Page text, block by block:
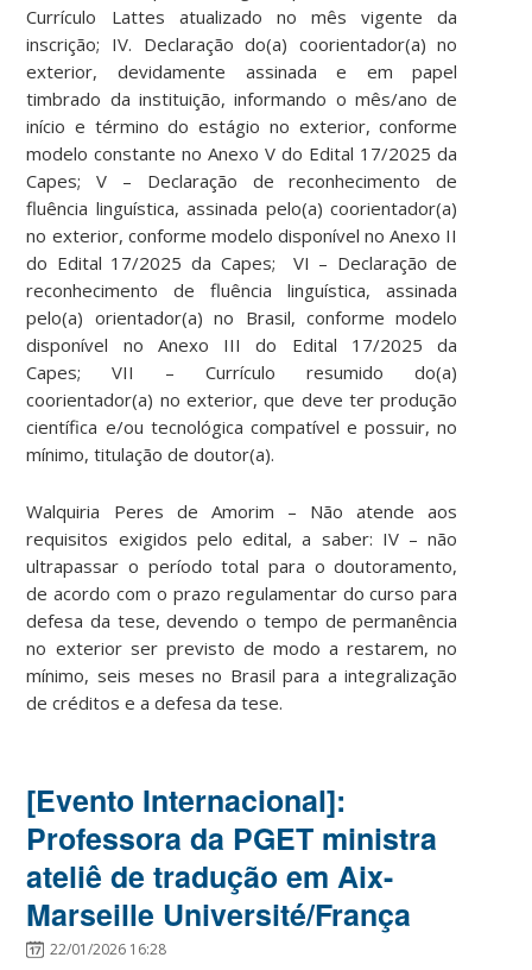
Currículo Lattes atualizado no mês vigente da
inscrição; IV. Declaração do(a) coorientador(a) no
exterior, devidamente assinada e em papel
timbrado da instituição, informando o mês/ano de
início e término do estágio no exterior, conforme
modelo constante no Anexo V do Edital 17/2025 da
Capes; V – Declaração de reconhecimento de
fluência linguística, assinada pelo(a) coorientador(a)
no exterior, conforme modelo disponível no Anexo II
do Edital 17/2025 da Capes; VI – Declaração de
reconhecimento de fluência linguística, assinada
pelo(a) orientador(a) no Brasil, conforme modelo
disponível no Anexo III do Edital 17/2025 da
Capes; VII – Currículo resumido do(a)
coorientador(a) no exterior, que deve ter produção
científica e/ou tecnológica compatível e possuir, no
mínimo, titulação de doutor(a).
Walquiria Peres de Amorim – Não atende aos
requisitos exigidos pelo edital, a saber: IV – não
ultrapassar o período total para o doutoramento,
de acordo com o prazo regulamentar do curso para
defesa da tese, devendo o tempo de permanência
no exterior ser previsto de modo a restarem, no
mínimo, seis meses no Brasil para a integralização
de créditos e a defesa da tese.
[Evento Internacional]:
Professora da PGET ministra
ateliê de tradução em Aix-
Marseille Université/França
22/01/2026 16:28